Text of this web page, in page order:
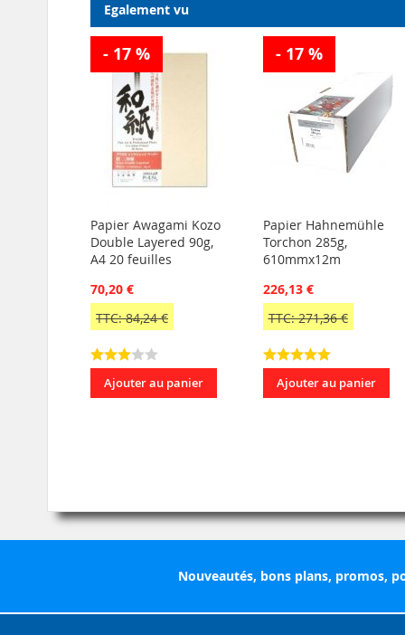
Egalement vu
- 17 %
Papier Awagami Kozo
Double Layered 90g,
A4 20 feuilles
70,20 €
TTC: 84,24 €
Ajouter au panier
- 17 %
Papier Hahnemühle
Torchon 285g,
610mmx12m
226,13 €
TTC: 271,36 €
Ajouter au panier
Nouveautés, bons plans, promos,